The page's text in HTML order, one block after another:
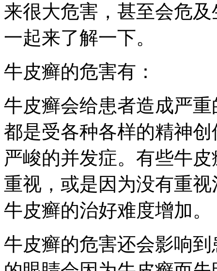
来很大危害，甚至会危
一起来了解一下。
牛皮癣的危害有：
牛皮癣会给患者造成严
都是受各种各样的精神
严峻的并发症。有些牛
重视，或是因为没有重
牛皮癣的治好难度增加。
牛皮癣的危害还会影响